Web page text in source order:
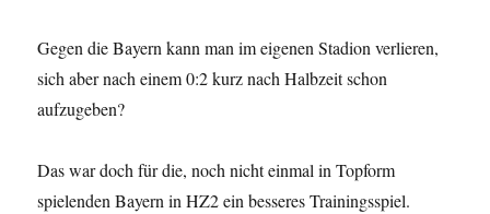
Gegen die Bayern kann man im eigenen Stadion verlieren,
sich aber nach einem 0:2 kurz nach Halbzeit schon
aufzugeben?
Das war doch für die, noch nicht einmal in Topform
spielenden Bayern in HZ2 ein besseres Trainingsspiel.